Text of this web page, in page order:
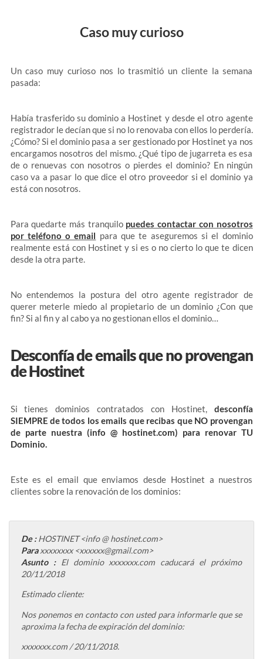
Caso muy curioso
Un caso muy curioso nos lo trasmitió un cliente la semana
pasada:
Había trasferido su dominio a Hostinet y desde el otro agente
registrador le decían que si no lo renovaba con ellos lo perdería.
¿Cómo? Si el dominio pasa a ser gestionado por Hostinet ya nos
encargamos nosotros del mismo. ¿Qué tipo de jugarreta es esa
de o renuevas con nosotros o pierdes el dominio? En ningún
caso va a pasar lo que dice el otro proveedor si el dominio ya
está con nosotros.
Para quedarte más tranquilo puedes contactar con nosotros
por teléfono o email para que te aseguremos si el dominio
realmente está con Hostinet y si es o no cierto lo que te dicen
desde la otra parte.
No entendemos la postura del otro agente registrador de
querer meterle miedo al propietario de un dominio ¿Con que
fin? Si al fin y al cabo ya no gestionan ellos el dominio…
Desconfía de emails que no provengan
de Hostinet
Si tienes dominios contratados con Hostinet, desconfía
SIEMPRE de todos los emails que recibas que NO provengan
de parte nuestra (info @ hostinet.com) para renovar TU
Dominio.
Este es el email que enviamos desde Hostinet a nuestros
clientes sobre la renovación de los dominios:
De :HOSTINET <info @ hostinet.com>
Paraxxxxxxxx <xxxxxx@gmail.com>
Asunto : El dominio xxxxxxx.com caducará el próximo
20/11/2018
Estimado cliente:
Nos ponemos en contacto con usted para informarle que se
aproxima la fecha de expiración del dominio:
xxxxxxx.com / 20/11/2018.